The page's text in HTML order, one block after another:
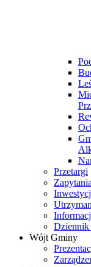
Przetargi
Dziennik
Wójt Gminy